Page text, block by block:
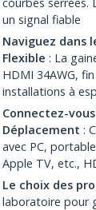
un signal fiable
Naviguez dans
Flexible : La
HDMI 34AWG,
installations à
Connectez-
Déplacement :
avec PC,
Apple TV, etc.,
Le choix des
laboratoire pour